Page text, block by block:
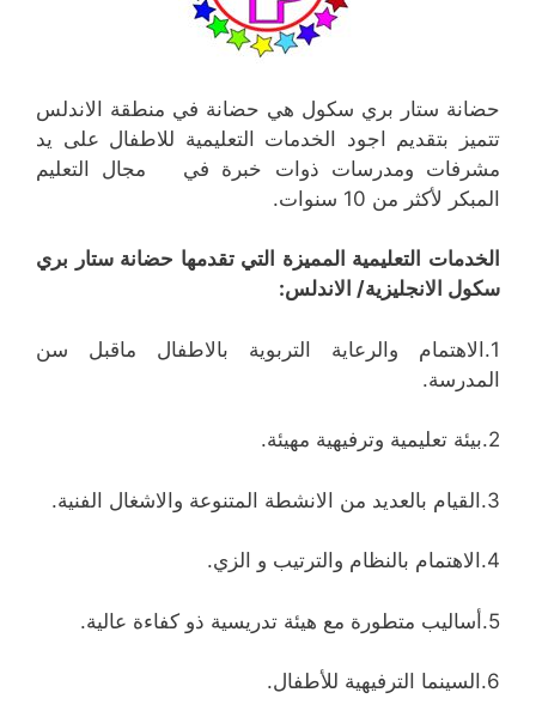
حضانة ستار بري سكول هي حضانة في منطقة الاندلس
تتميز بتقديم اجود الخدمات التعليمية للاطفال على يد
مشرفات ومدرسات ذوات خبرة في مجال التعليم
المبكر لأكثر من 10 سنوات.
الخدمات التعليمية المميزة التي تقدمها حضانة ستار بري
سكول الانجليزية/ الاندلس:
1.الاهتمام والرعاية التربوية بالاطفال ماقبل سن
المدرسة.
2.بيئة تعليمية وترفيهية مهيئة.
3.القيام بالعديد من الانشطة المتنوعة والاشغال الفنية.
4.الاهتمام بالنظام والترتيب و الزي.
5.أساليب متطورة مع هيئة تدريسية ذو كفاءة عالية.
6.السينما الترفيهية للأطفال.